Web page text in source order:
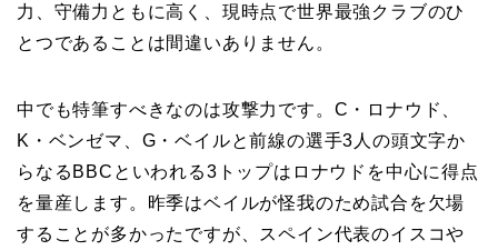
力、守備力ともに高く、現時点で世界最強クラブのひ
とつであることは間違いありません。
中でも特筆すべきなのは攻撃力です。C・ロナウド、
K・ベンゼマ、G・ベイルと前線の選手3人の頭文字か
らなるBBCといわれる3トップはロナウドを中心に得点
を量産します。昨季はベイルが怪我のため試合を欠場
することが多かったですが、スペイン代表のイスコや